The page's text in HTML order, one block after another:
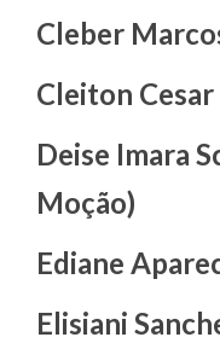
Cleber
Cleiton
Deise Imara
Moção)
Ediane
Elisiani